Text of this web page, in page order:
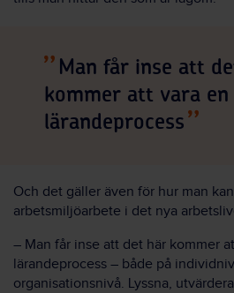
Man får inse att
kommer att vara en
lärandeprocess
Och det gäller även för hur man
arbetsmiljöarbete i det nya
– Man får inse att det här kommer
lärandeprocess – både på
organisationsnivå. Lyssna,